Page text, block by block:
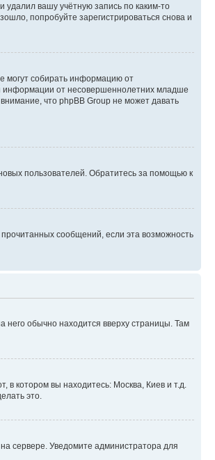
вашу учётную запись по каким-то
попробуйте зарегистрироваться снова и
могут собирать информацию от
информации от несовершеннолетних младше
что phpBB Group не может давать
пользователей. Обратитесь за помощью к
сообщений, если эта возможность
него обычно находится вверху страницы. Там
в котором вы находитесь: Москва, Киев и т.д.
это.
сервере. Уведомите администратора для